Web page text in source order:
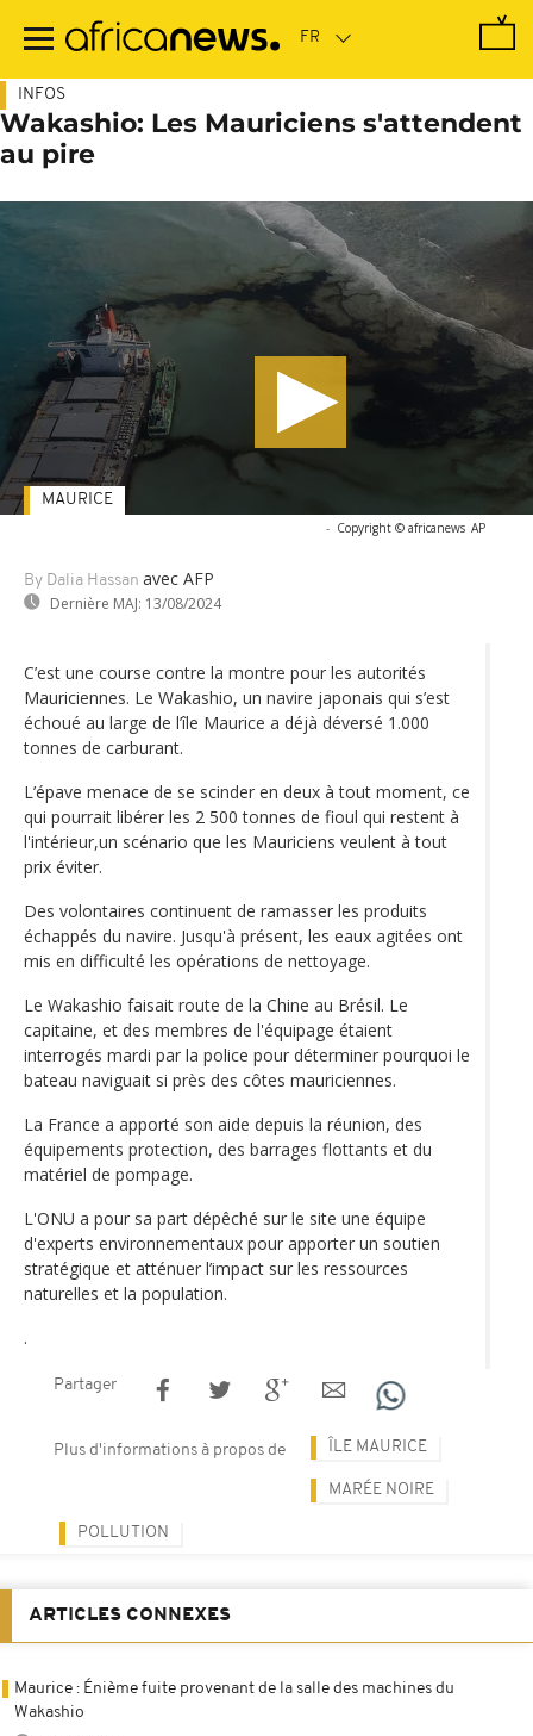
contenu
INFOS
Wakashio: Les Mauriciens s'attendent
au pire
- Copyright © africanews AP
By Dalia Hassan avec AFP
Dernière MAJ: 13/08/2024
MAURICE
C’est une course contre la montre pour les autorités
Mauriciennes. Le Wakashio, un navire japonais qui s’est
échoué au large de l’île Maurice a déjà déversé 1.000
tonnes de carburant.
L’épave menace de se scinder en deux à tout moment, ce
qui pourrait libérer les 2 500 tonnes de fioul qui restent à
l'intérieur,un scénario que les Mauriciens veulent à tout
prix éviter.
Des volontaires continuent de ramasser les produits
échappés du navire. Jusqu'à présent, les eaux agitées ont
mis en difficulté les opérations de nettoyage.
Le Wakashio faisait route de la Chine au Brésil. Le
capitaine, et des membres de l'équipage étaient
interrogés mardi par la police pour déterminer pourquoi le
bateau naviguait si près des côtes mauriciennes.
La France a apporté son aide depuis la réunion, des
équipements protection, des barrages flottants et du
matériel de pompage.
L'ONU a pour sa part dépêché sur le site une équipe
d'experts environnementaux pour apporter un soutien
stratégique et atténuer l’impact sur les ressources
naturelles et la population.
.
Partager
Plus d'informations à propos de ÎLE MAURICE
MARÉE NOIRE
POLLUTION
ARTICLES CONNEXES
Maurice : Énième fuite provenant de la salle des machines du
Wakashio